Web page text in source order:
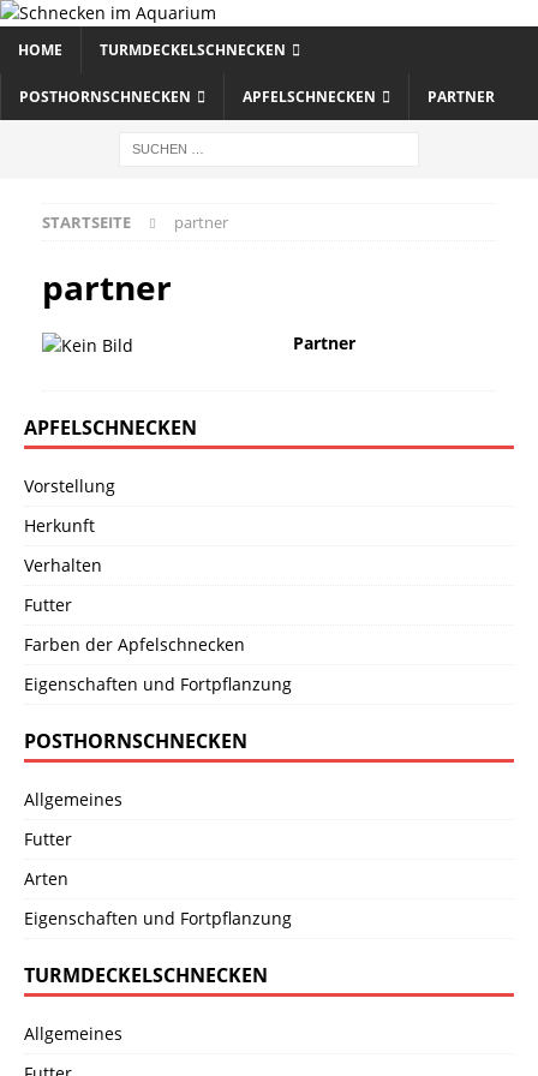
HOME TURMDECKELSCHNECKEN
POSTHORNSCHNECKEN APFELSCHNECKEN PARTNER
STARTSEITE partner
partner
Partner
APFELSCHNECKEN
Vorstellung
Herkunft
Verhalten
Futter
Farben der Apfelschnecken
Eigenschaften und Fortpflanzung
POSTHORNSCHNECKEN
Allgemeines
Futter
Arten
Eigenschaften und Fortpflanzung
TURMDECKELSCHNECKEN
Allgemeines